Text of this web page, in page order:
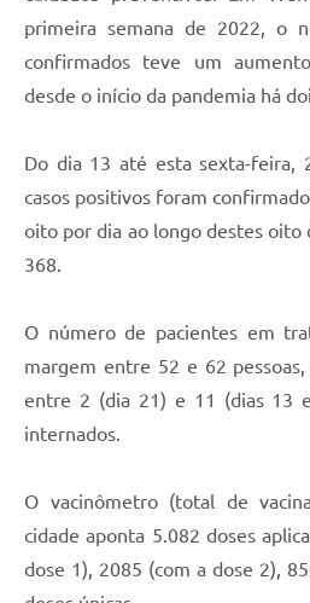
primeira semana de 2022, o
confirmados teve um
desde o início da pandemia há
Do dia 13 até esta sexta-feira,
casos positivos foram
oito por dia ao longo destes oito
368.
O número de pacientes em
margem entre 52 e 62
entre 2 (dia 21) e 11 (dias 13
internados.
O vacinômetro (total de
cidade aponta 5.082 doses
dose 1), 2085 (com a dose 2),